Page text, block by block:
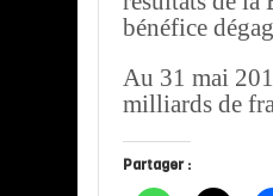
bénéfice
Au 31 mai
milliards de
Partager :